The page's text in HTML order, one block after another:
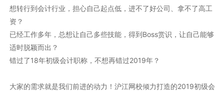
想转行到会计行业，担心自己起点低，进不了好公司、拿不了高工
资？
已经工作多年，总想让自己多些技能，得到Boss赏识，让自己能够
适时脱颖而出？
错过了18年初级会计职称，不想再错过2019年？
大家的需求就是我们前进的动力！沪江网校倾力打造的2019初级会